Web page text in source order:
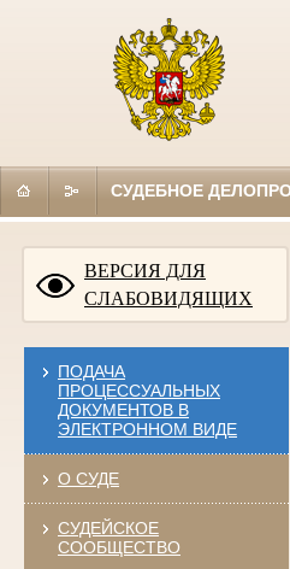
СУДЕБНОЕ
ВЕРСИЯ ДЛЯ
СЛАБОВИДЯЩИХ
ПОДАЧА
ПРОЦЕССУАЛЬНЫХ
ДОКУМЕНТОВ В
ЭЛЕКТРОННОМ ВИДЕ
О СУДЕ
СУДЕЙСКОЕ
СООБЩЕСТВО